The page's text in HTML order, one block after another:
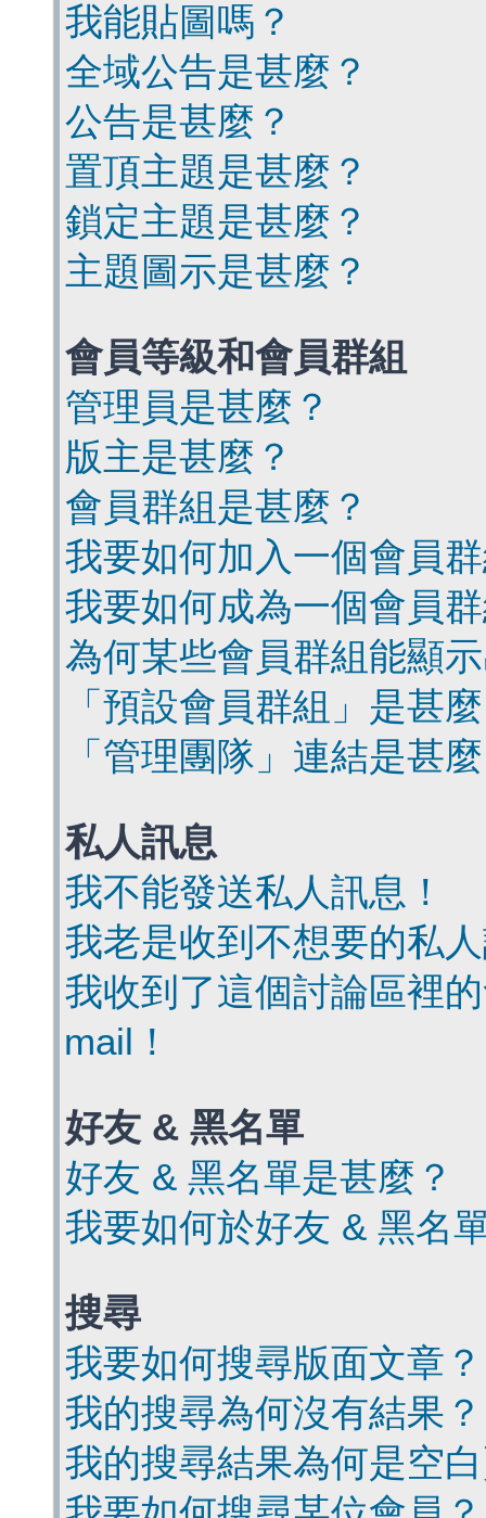
我能貼圖嗎？
全域公告是甚麼？
公告是甚麼？
置頂主題是甚麼？
鎖定主題是甚麼？
主題圖示是甚麼？
會員等級和會員群組
管理員是甚麼？
版主是甚麼？
會員群組是甚麼？
我要如何加入一個會員
我要如何成為一個會員
為何某些會員群組能顯
「預設會員群組」是甚
「管理團隊」連結是甚
私人訊息
我不能發送私人訊息！
我老是收到不想要的私
我收到了這個討論區裡
mail！
好友 & 黑名單
好友 & 黑名單是甚麼？
我要如何於好友 & 黑名
搜尋
我要如何搜尋版面文章？
我的搜尋為何沒有結果？
我的搜尋結果為何是空